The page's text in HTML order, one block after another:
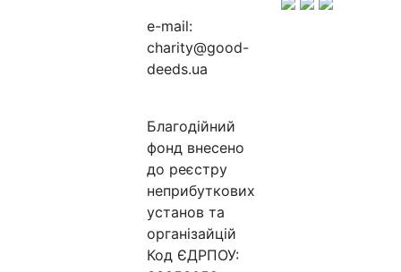
e-mail:
charity@good-
deeds.ua
Благодійний
фонд внесено
до реєстру
неприбуткових
установ та
організайцій
Код ЄДРПОУ: